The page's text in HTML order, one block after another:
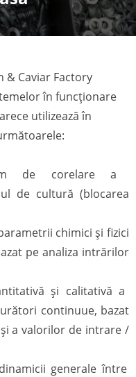
& Caviar Factory
în funcționare
utilizează în
de corelare a
de cultură (blocarea
chimici şi fizici
pe analiza intrărilor
şi calitativă a
continuue, bazat
a valorilor de intrare /
generale între